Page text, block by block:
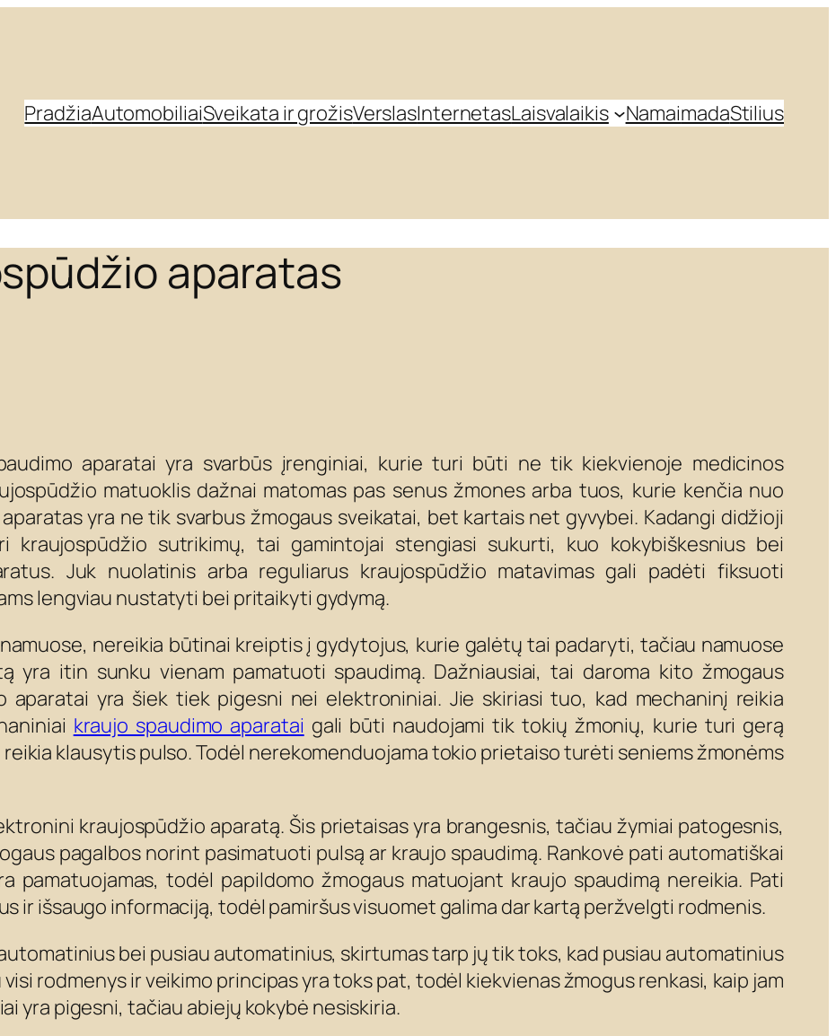
PradžiaAutomobiliaiSveikata ir grožisVerslasInternetasLaisvalaikis NamaimadaStilius
aparatas
aparatai yra svarbūs įrenginiai, kurie turi būti ne tik kiekvienoje medicinos
matuoklis dažnai matomas pas senus žmones arba tuos, kurie kenčia nuo
yra ne tik svarbus žmogaus sveikatai, bet kartais net gyvybei. Kadangi didžioji
kraujospūdžio sutrikimų, tai gamintojai stengiasi sukurti, kuo kokybiškesnius bei
Juk nuolatinis arba reguliarus kraujospūdžio matavimas gali padėti fiksuoti
lengviau nustatyti bei pritaikyti gydymą.
nereikia būtinai kreiptis į gydytojus, kurie galėtų tai padaryti, tačiau namuose
yra itin sunku vienam pamatuoti spaudimą. Dažniausiai, tai daroma kito žmogaus
aparatai yra šiek tiek pigesni nei elektroniniai. Jie skiriasi tuo, kad mechaninį reikia
kraujo spaudimo aparatai gali būti naudojami tik tokių žmonių, kurie turi gerą
klausytis pulso. Todėl nerekomenduojama tokio prietaiso turėti seniems žmonėms
kraujospūdžio aparatą. Šis prietaisas yra brangesnis, tačiau žymiai patogesnis,
pagalbos norint pasimatuoti pulsą ar kraujo spaudimą. Rankovė pati automatiškai
pamatuojamas, todėl papildomo žmogaus matuojant kraujo spaudimą nereikia. Pati
ir išsaugo informaciją, todėl pamiršus visuomet galima dar kartą peržvelgti rodmenis.
bei pusiau automatinius, skirtumas tarp jų tik toks, kad pusiau automatinius
rodmenys ir veikimo principas yra toks pat, todėl kiekvienas žmogus renkasi, kaip jam
yra pigesni, tačiau abiejų kokybė nesiskiria.